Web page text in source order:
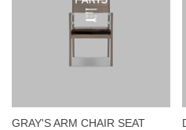
GRAY'S ARM CHAIR SEAT